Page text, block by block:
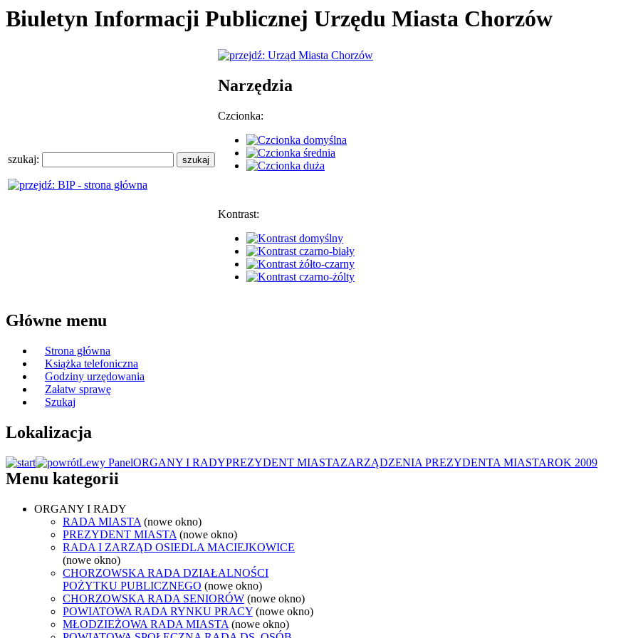
Biuletyn Informacji Publicznej Urzędu Miasta Chorzów
szukaj:
Narzędzia
Czcionka:
Kontrast:
Główne menu
Strona główna
Książka telefoniczna
Godziny urzędowania
Załatw sprawę
Szukaj
Lokalizacja
Lewy PanelORGANY I RADYPREZYDENT MIASTAZARZĄDZENIA PREZYDENTA MIASTAROK 2009
Menu kategorii
ORGANY I RADY
RADA MIASTA (nowe okno)
PREZYDENT MIASTA (nowe okno)
RADA I ZARZĄD OSIEDLA MACIEJKOWICE
(nowe okno)
CHORZOWSKA RADA DZIAŁALNOŚCI
POŻYTKU PUBLICZNEGO (nowe okno)
CHORZOWSKA RADA SENIORÓW (nowe okno)
POWIATOWA RADA RYNKU PRACY (nowe okno)
MŁODZIEŻOWA RADA MIASTA (nowe okno)